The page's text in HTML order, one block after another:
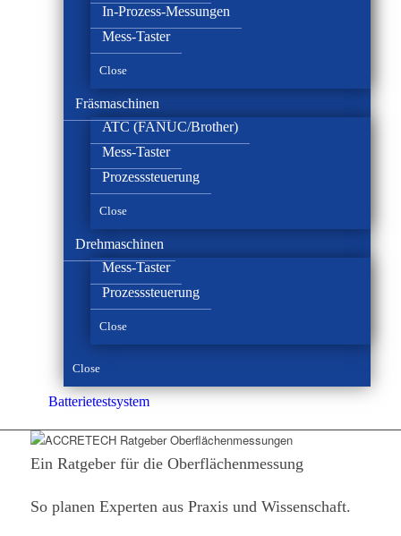
In-Prozess-Messungen
Mess-Taster
Close
Fräsmaschinen
ATC (FANUC/Brother)
Mess-Taster
Prozesssteuerung
Close
Drehmaschinen
Mess-Taster
Prozesssteuerung
Close
Close
Batterie­test­system
Ein Ratgeber für die Oberflächenmessung
So planen Experten aus Praxis und Wissenschaft.